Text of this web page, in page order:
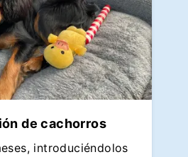
de cachorros
introduciéndolos